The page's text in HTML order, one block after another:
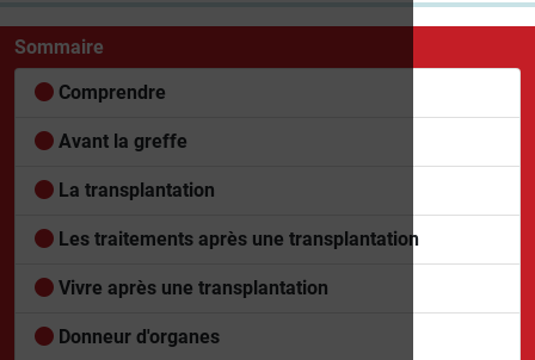
Sommaire
Comprendre
Avant la greffe
La transplantation
Les traitements après une transplantation
Vivre après une transplantation
Donneur d'organes